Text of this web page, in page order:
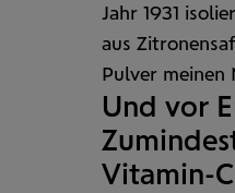
Jahr 1931
aus Zitronen
Pulver meinen
Und vor
Vitamin-